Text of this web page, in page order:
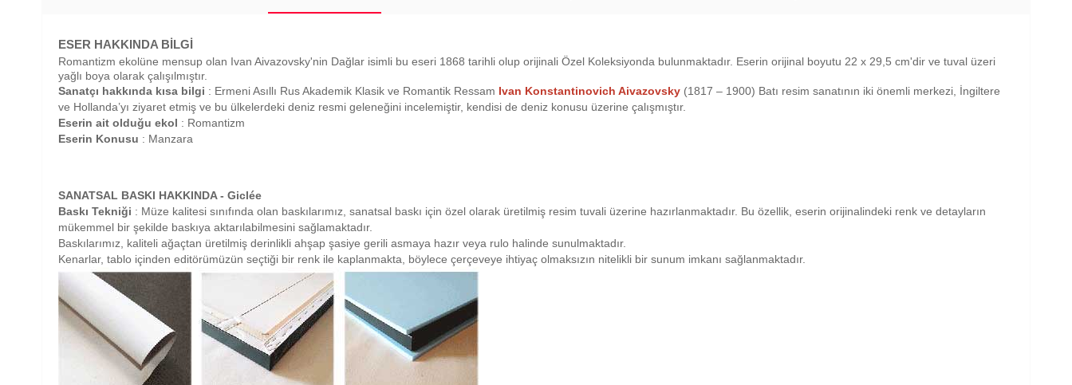
ESER HAKKINDA BİLGİ
Romantizm ekolüne mensup olan Ivan Aivazovsky'nin Dağlar isimli bu eseri 1868 tarihli olup orijinali Özel Koleksiyonda bulunmaktadır. Eserin orijinal boyutu 22 x 29,5 cm'dir ve tuval üzeri
yağlı boya olarak çalışılmıştır.
Sanatçı hakkında kısa bilgi : Ermeni Asıllı Rus Akademik Klasik ve Romantik Ressam Ivan Konstantinovich Aivazovsky (1817 – 1900) Batı resim sanatının iki önemli merkezi, İngiltere
ve Hollanda’yı ziyaret etmiş ve bu ülkelerdeki deniz resmi geleneğini incelemiştir, kendisi de deniz konusu üzerine çalışmıştır.
Eserin ait olduğu ekol : Romantizm
Eserin Konusu : Manzara
SANATSAL BASKI HAKKINDA - Giclée
Baskı Tekniği : Müze kalitesi sınıfında olan baskılarımız, sanatsal baskı için özel olarak üretilmiş resim tuvali üzerine hazırlanmaktadır. Bu özellik, eserin orijinalindeki renk ve detayların
mükemmel bir şekilde baskıya aktarılabilmesini sağlamaktadır.
Baskılarımız, kaliteli ağaçtan üretilmiş derinlikli ahşap şasiye gerili asmaya hazır veya rulo halinde sunulmaktadır.
Kenarlar, tablo içinden editörümüzün seçtiği bir renk ile kaplanmakta, böylece çerçeveye ihtiyaç olmaksızın nitelikli bir sunum imkanı sağlanmaktadır.